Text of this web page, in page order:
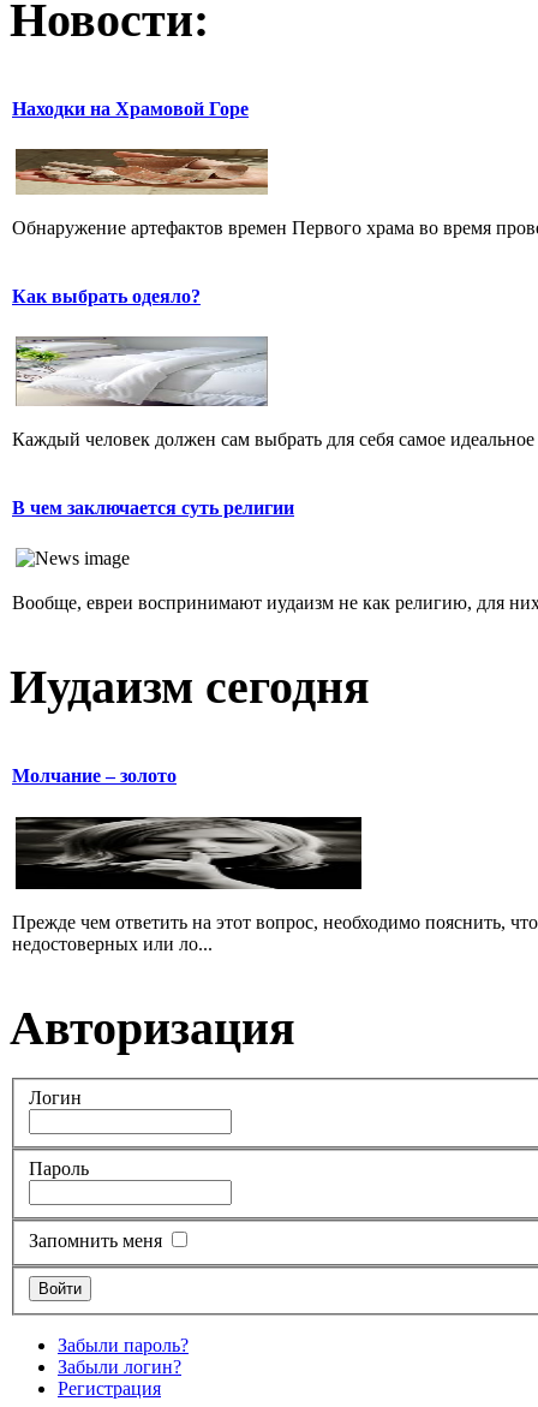
Новости:
Находки на Храмовой Горе
Обнаружение артефактов времен Первого храма во время
Как выбрать одеяло?
Каждый человек должен сам выбрать для себя самое
В чем заключается суть религии
Вообще, евреи воспринимают иудаизм не как религию, для
Иудаизм сегодня
Молчание – золото
Прежде чем ответить на этот вопрос, необходимо пояснить,
недостоверных или ло...
Авторизация
Логин
Пароль
Запомнить меня
Забыли пароль?
Забыли логин?
Регистрация